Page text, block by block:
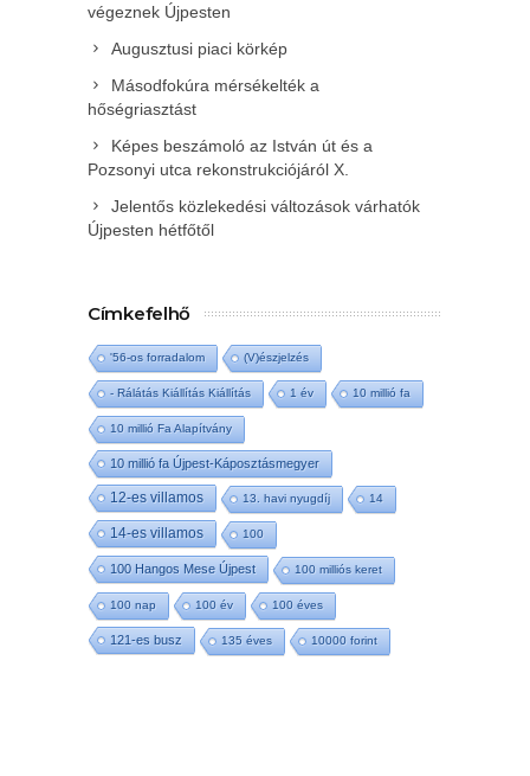
végeznek Újpesten
Augusztusi piaci körkép
Másodfokúra mérsékelték a
hőségriasztást
Képes beszámoló az István út és a
Pozsonyi utca rekonstrukciójáról X.
Jelentős közlekedési változások várhatók
Újpesten hétfőtől
Címkefelhő
'56-os forradalom (V)észjelzés
- Rálátás Kiállítás Kiállítás 1 év 10 millió fa
10 millió Fa Alapítvány
10 millió fa Újpest-Káposztásmegyer
12-es villamos 13. havi nyugdíj 14
14-es villamos 100
100 Hangos Mese Újpest 100 milliós keret
100 nap 100 év 100 éves
121-es busz 135 éves 10000 forint